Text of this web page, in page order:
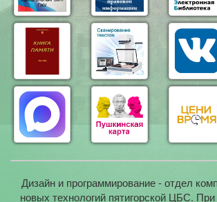
Дизайн и программирование - отдел
новых технологий пятигорской ЦБС.